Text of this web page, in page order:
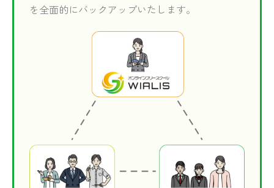
を全面的にバックアップいたします。